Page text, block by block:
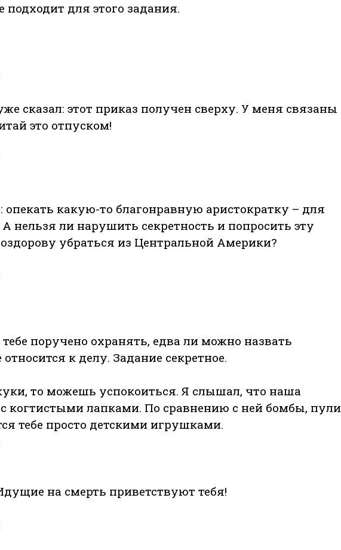
для этого задания.
сказал: этот приказ получен сверху. У меня связаны
это отпуском!
опекать какую-то благонравную аристократку – для
нельзя ли нарушить секретность и попросить эту
убраться из Центральной Америки?
поручено охранять, едва ли можно назвать
к делу. Задание секретное.
то можешь успокоиться. Я слышал, что наша
когтистыми лапками. По сравнению с ней бомбы, пули
тебе просто детскими игрушками.
на смерть приветствуют тебя!